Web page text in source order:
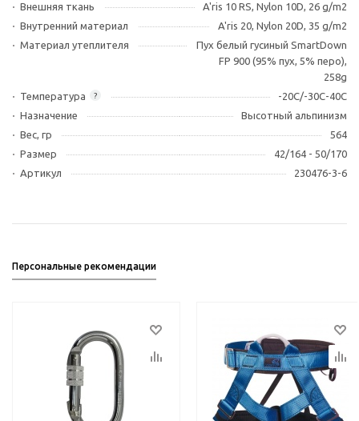
Внешняя ткань
A'ris 10 RS, Nylon 10D, 26 g/m2
Внутренний материал
A'ris 20, Nylon 20D, 35 g/m2
Материал утеплителя
Пух белый гусиный SmartDown
FP 900 (95% пух, 5% перо),
258g
?
Температура
-20С/-30C-40C
Назначение
Высотный альпинизм
Вес, гр
564
Размер
42/164 - 50/170
Артикул
230476-3-6
Персональные рекомендации